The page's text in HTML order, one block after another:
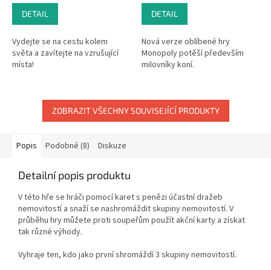
DETAIL
Vydejte se na cestu kolem
světa a zavítejte na vzrušující
místa!
DETAIL
Nová verze oblíbené hry
Monopoly potěší především
milovníky koní.
ZOBRAZIT VŠECHNY SOUVISEJÍCÍ PRODUKTY
Popis Podobné (8) Diskuze
Detailní popis produktu
V této hře se hráči pomocí karet s penězi účastní dražeb
nemovitostí a snaží se nashromáždit skupiny nemovitostí. V
průběhu hry můžete proti soupeřům použít akční karty a získat
tak různé výhody.
Vyhraje ten, kdo jako první shromáždí 3 skupiny nemovitostí.